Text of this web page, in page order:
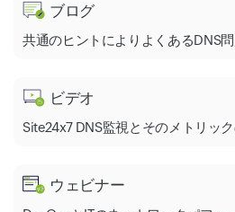
ブログ
共通のヒントによりよくあるDNS
ビデオ
Site24x7 DNS監視とそのメトリッ
ウェビナー